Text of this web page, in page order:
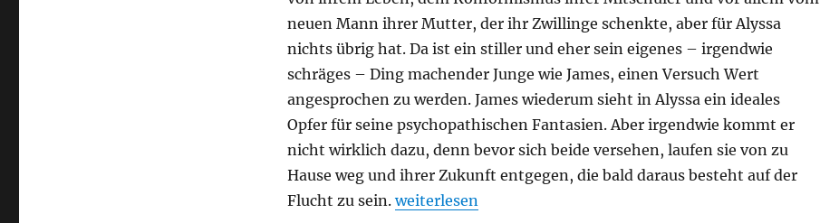
neuen Mann ihrer Mutter, der ihr Zwillinge schenkte, aber für Alyssa
nichts übrig hat. Da ist ein stiller und eher sein eigenes – irgendwie
schräges – Ding machender Junge wie James, einen Versuch Wert
angesprochen zu werden. James wiederum sieht in Alyssa ein ideales
Opfer für seine psychopathischen Fantasien. Aber irgendwie kommt er
nicht wirklich dazu, denn bevor sich beide versehen, laufen sie von zu
Hause weg und ihrer Zukunft entgegen, die bald daraus besteht auf der
Flucht zu sein.„The End of the F***ing World“
weiterlesen